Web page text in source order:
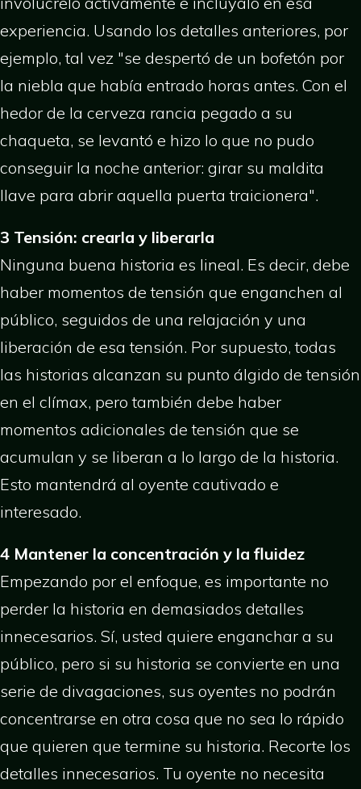
experiencia. Usando los detalles anteriores, por
ejemplo, tal vez "se despertó de un bofetón por
la niebla que había entrado horas antes. Con el
hedor de la cerveza rancia pegado a su
chaqueta, se levantó e hizo lo que no pudo
conseguir la noche anterior: girar su maldita
llave para abrir aquella puerta traicionera".
3 Tensión: crearla y liberarla
Ninguna buena historia es lineal. Es decir, debe
haber momentos de tensión que enganchen al
público, seguidos de una relajación y una
liberación de esa tensión. Por supuesto, todas
las historias alcanzan su punto álgido de tensión
en el clímax, pero también debe haber
momentos adicionales de tensión que se
acumulan y se liberan a lo largo de la historia.
Esto mantendrá al oyente cautivado e
interesado.
4 Mantener la concentración y la fluidez
Empezando por el enfoque, es importante no
perder la historia en demasiados detalles
innecesarios. Sí, usted quiere enganchar a su
público, pero si su historia se convierte en una
serie de divagaciones, sus oyentes no podrán
concentrarse en otra cosa que no sea lo rápido
que quieren que termine su historia. Recorte los
detalles innecesarios. Tu oyente no necesita